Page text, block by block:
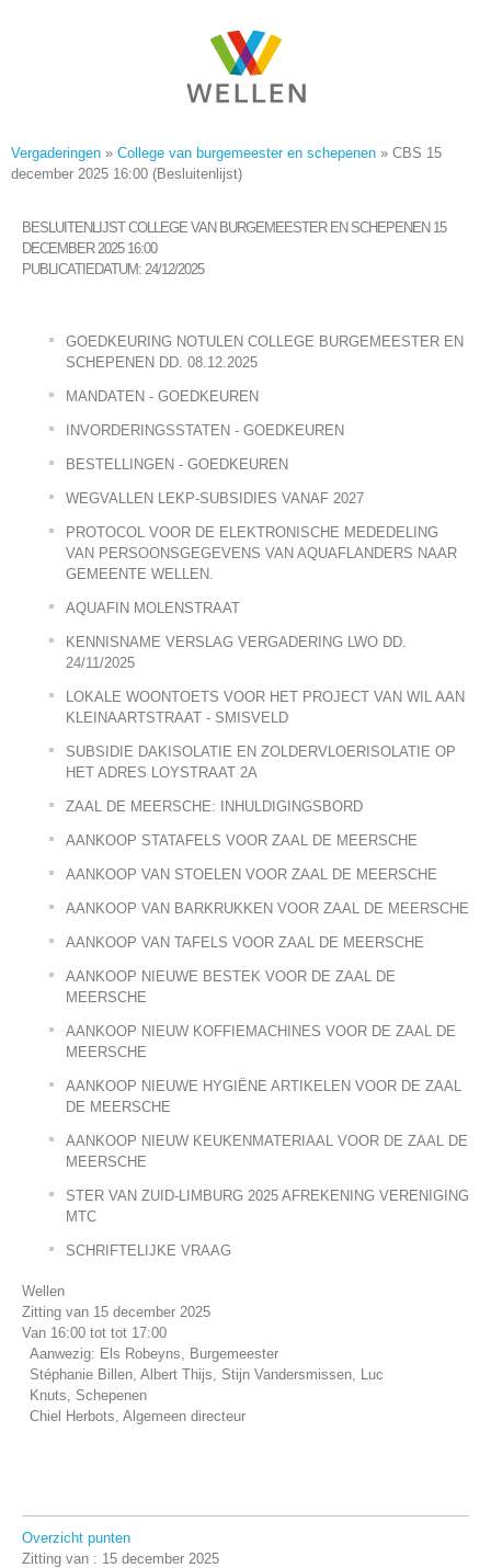
Vergaderingen » College van burgemeester en schepenen » CBS 15
december 2025 16:00 (Besluitenlijst)
BESLUITENLIJST COLLEGE VAN BURGEMEESTER EN SCHEPENEN 15
DECEMBER 2025 16:00
PUBLICATIEDATUM: 24/12/2025
GOEDKEURING NOTULEN COLLEGE BURGEMEESTER EN
SCHEPENEN DD. 08.12.2025
MANDATEN - GOEDKEUREN
INVORDERINGSSTATEN - GOEDKEUREN
BESTELLINGEN - GOEDKEUREN
WEGVALLEN LEKP-SUBSIDIES VANAF 2027
PROTOCOL VOOR DE ELEKTRONISCHE MEDEDELING
VAN PERSOONSGEGEVENS VAN AQUAFLANDERS NAAR
GEMEENTE WELLEN.
AQUAFIN MOLENSTRAAT
KENNISNAME VERSLAG VERGADERING LWO DD.
24/11/2025
LOKALE WOONTOETS VOOR HET PROJECT VAN WIL AAN
KLEINAARTSTRAAT - SMISVELD
SUBSIDIE DAKISOLATIE EN ZOLDERVLOERISOLATIE OP
HET ADRES LOYSTRAAT 2A
ZAAL DE MEERSCHE: INHULDIGINGSBORD
AANKOOP STATAFELS VOOR ZAAL DE MEERSCHE
AANKOOP VAN STOELEN VOOR ZAAL DE MEERSCHE
AANKOOP VAN BARKRUKKEN VOOR ZAAL DE MEERSCHE
AANKOOP VAN TAFELS VOOR ZAAL DE MEERSCHE
AANKOOP NIEUWE BESTEK VOOR DE ZAAL DE
MEERSCHE
AANKOOP NIEUW KOFFIEMACHINES VOOR DE ZAAL DE
MEERSCHE
AANKOOP NIEUWE HYGIËNE ARTIKELEN VOOR DE ZAAL
DE MEERSCHE
AANKOOP NIEUW KEUKENMATERIAAL VOOR DE ZAAL DE
MEERSCHE
STER VAN ZUID-LIMBURG 2025 AFREKENING VERENIGING
MTC
SCHRIFTELIJKE VRAAG
Wellen
Zitting van 15 december 2025
Van 16:00 tot tot 17:00
Aanwezig: Els Robeyns, Burgemeester
Stéphanie Billen, Albert Thijs, Stijn Vandersmissen, Luc
Knuts, Schepenen
Chiel Herbots, Algemeen directeur
Overzicht punten
Zitting van : 15 december 2025